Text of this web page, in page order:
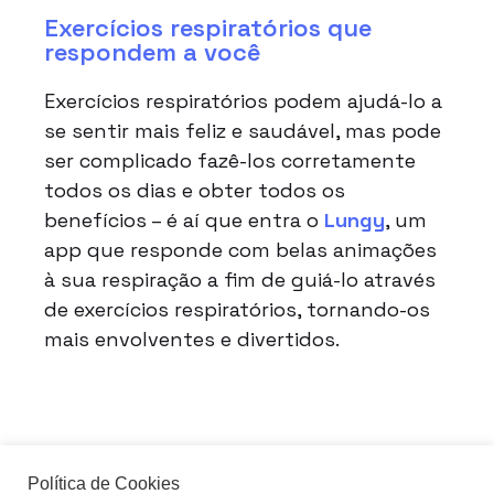
Exercícios respiratórios que
respondem a você
Exercícios respiratórios podem ajudá-lo a
se sentir mais feliz e saudável, mas pode
ser complicado fazê-los corretamente
todos os dias e obter todos os
benefícios – é aí que entra o Lungy, um
app que responde com belas animações
à sua respiração a fim de guiá-lo através
de exercícios respiratórios, tornando-os
mais envolventes e divertidos.
Política de Cookies